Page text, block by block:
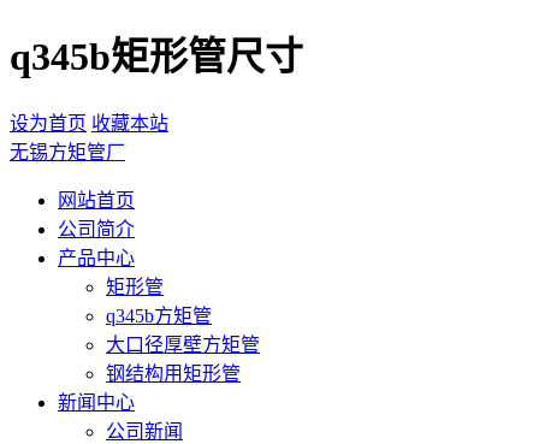
q345b矩形管尺寸
设为首页 收藏本站
无锡方矩管厂
网站首页
公司简介
产品中心
矩形管
q345b方矩管
大口径厚壁方矩管
钢结构用矩形管
新闻中心
公司新闻